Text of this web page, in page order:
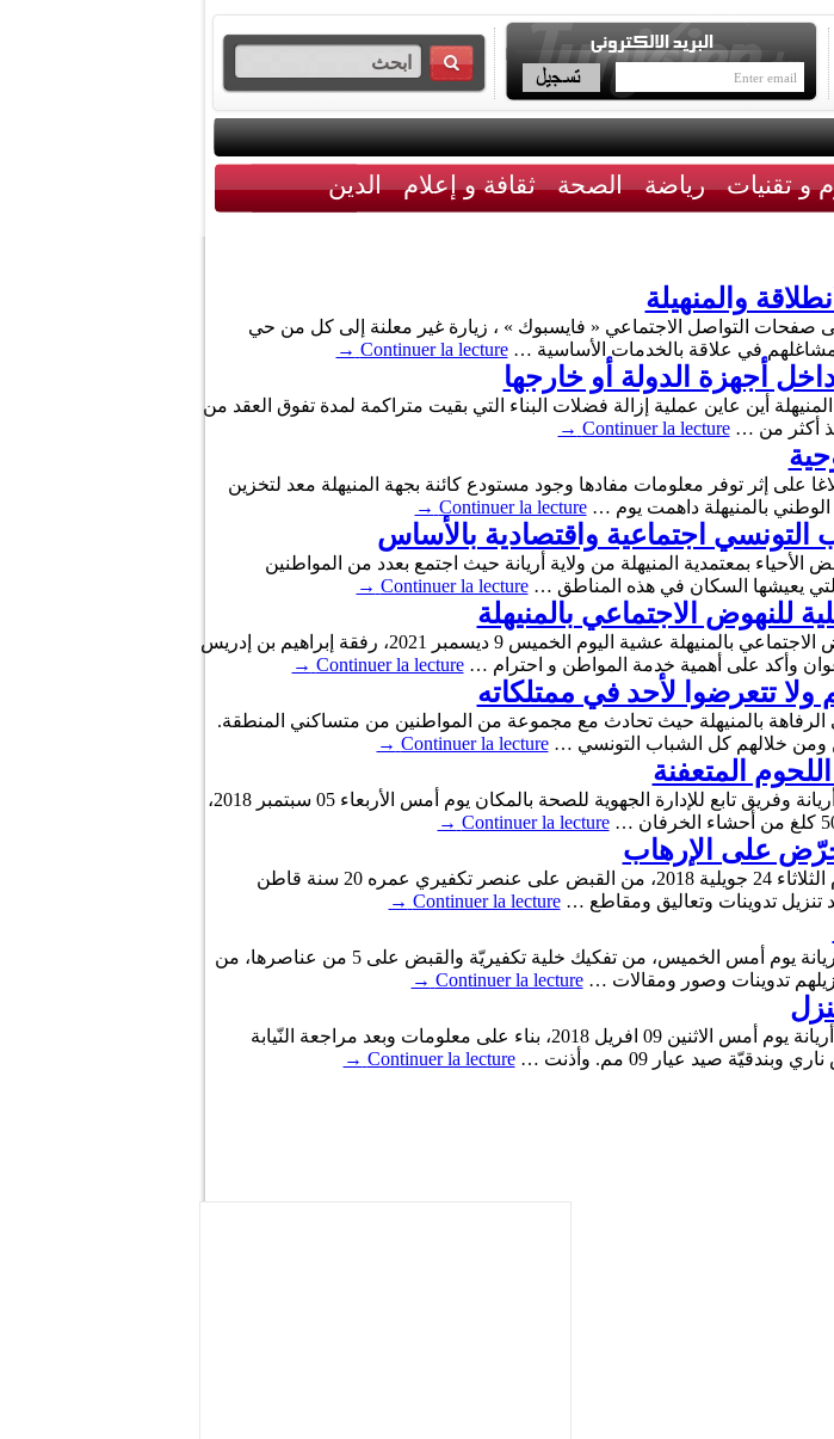
و تقنيات رياضة الصحة ثقافة و إعلام الدين
والمنهيلة
صفحات التواصل الاجتماعي « فايسبوك » ، زيارة غير معلنة إلى كل من حي
مشاغلهم في علاقة بالخدمات الأساسية …Continuer la lecture
→
أجهزة الدولة أو خارجها
سعيد، اليوم الإثنين 5 فيفري 2024، إلى منطقة المنيهلة أين عاين عملية إزالة فضلات البناء التي بقيت متراكمة لمدة تفوق العقد من
أكثر من …Continuer la lecture
→
على إثر توفر معلومات مفادها وجود مستودع كائنة بجهة المنيهلة معد لتخزين
الوطني بالمنيهلة داهمت يوم …Continuer la lecture
→
اجتماعية واقتصادية بالأساس
سعيّد، مساء الأحد 11 ديسمبر 2022، زيارة إلى بعض الأحياء بمعتمدية المنيهلة من ولاية أريانة حيث اجتمع بعدد من المواطنين
يعيشها السكان في هذه المناطق …Continuer la lecture
→
للنهوض الاجتماعي بالمنيهلة
قام وزير الشؤون الاجتماعية مالك الزاهي بزيارة تفقد للوحدة المحلية للنهوض الاجتماعي بالمنيهلة عشية اليوم الخميس 9 ديسمبر 2021، رفقة إبراهيم بن إدريس
وأكد على أهمية خدمة المواطن و احترام …Continuer la lecture
→
ولا تتعرضوا لأحد في ممتلكاته
سعيد اليوم الإثنين 18 جانفي 2021، زيارة إلى حي الرفاهة بالمنيهلة حيث تحادث مع مجموعة من المواطنين من متساكني المنطقة.
ومن خلالهم كل الشباب التونسي …Continuer la lecture
→
داهمت دورية مشتركة بين فرقة الحرس البلدي بمعتمدية المنيهلة من ولاية أريانة وفريق تابع للإدارة الجهوية للصحة بالمكان يوم أمس الأربعاء 05 سبتمبر 2018،
Continuer la lecture
→
على الإرهاب
تمكّنت فرقة الأبحاث والتّفتيش للحرس الوطني بالمنيهلة من ولاية أريانة يوم الثلاثاء 24 جويلية 2018، من القبض على عنصر تكفيري عمره 20 سنة قاطن
تنزيل تدوينات وتعاليق ومقاطع …Continuer la lecture
→
تمكنت فرقة الأبحاث والتّفتيش بمنطقة الحرس الوطني بالمنيهلة من ولاية أريانة يوم أمس الخميس، من تفكيك خلية تكفيريّة والقبض على 5 من عناصرها، من
Continuer la lecture
→
داهمت فرقة الأبحاث والتّفتيش بمنطقة الحرس الوطني بالتّضامن من ولاية أريانة يوم أمس الاثنين 09 افريل 2018، بناء على معلومات وبعد مراجعة النّيابة
صيد عيار 09 مم. وأذنت …
Continuer la lecture
→